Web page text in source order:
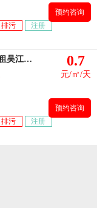
排污 注册
预约咨询
【东太湖新城】出租吴江宛坪1500平独栋单层，高6米
排污 注册
0.7
元/㎡/天
预约咨询